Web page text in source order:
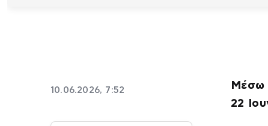
10.06.2026, 7:52
Μέσω
22